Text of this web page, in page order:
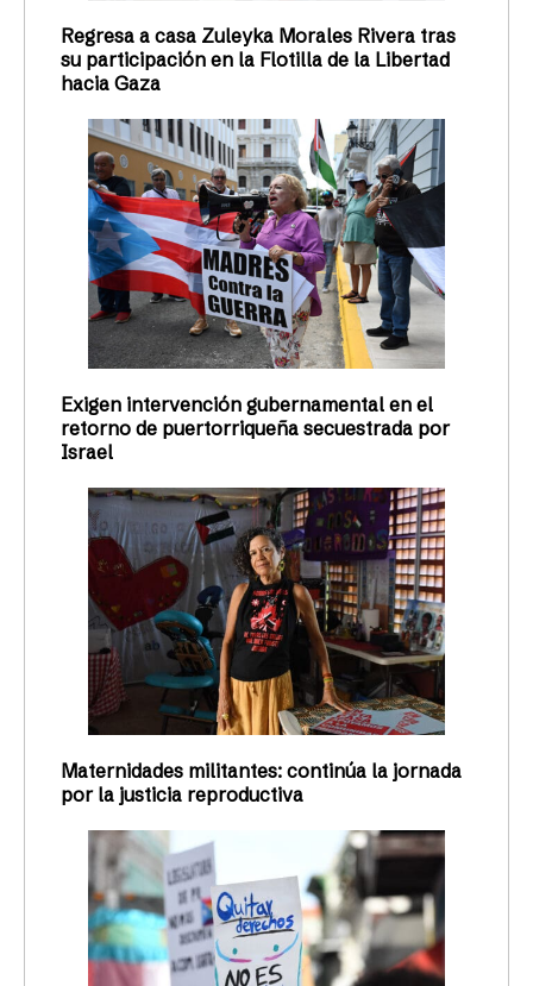
Regresa a casa Zuleyka Morales Rivera tras
su participación en la Flotilla de la Libertad
hacia Gaza
Exigen intervención gubernamental en el
retorno de puertorriqueña secuestrada por
Israel
Maternidades militantes: continúa la jornada
por la justicia reproductiva